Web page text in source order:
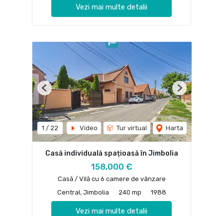
Vezi mai multe detalii
1 / 22 Video Tur virtual Harta
Previous Next
Casă individuală spațioasă în Jimbolia
158,000 €
Casă / Vilă cu 6 camere de vânzare
Central, Jimbolia
240 mp 1988
Vezi mai multe detalii